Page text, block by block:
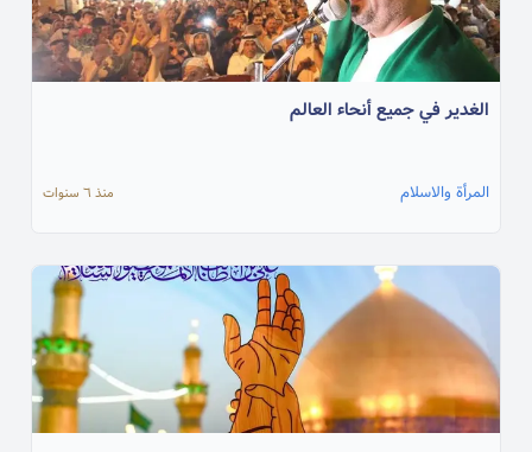
الغدير في جميع أنحاء العالم
المرأة والاسلام منذ ٦ سنوات